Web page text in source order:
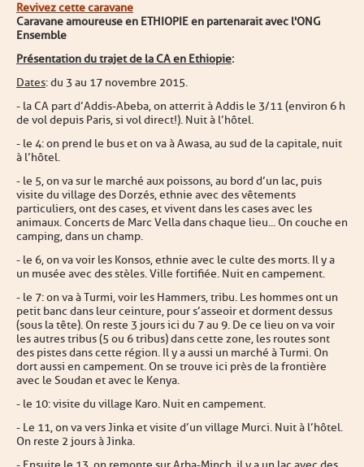
Revivez cette caravane
Caravane amoureuse en ETHIOPIE en partenarait avec l'ONG
Ensemble
Présentation du trajet de la CA en Ethiopie:
Dates: du 3 au 17 novembre 2015.
- la CA part d’Addis-Abeba, on atterrit à Addis le 3/11 (environ 6 h
de vol depuis Paris, si vol direct !). Nuit à l’hôtel.
- le 4 : on prend le bus et on va à Awasa, au sud de la capitale, nuit
à l’hôtel.
- le 5, on va sur le marché aux poissons, au bord d’un lac, puis
visite du village des Dorzés, ethnie avec des vêtements
particuliers, ont des cases, et vivent dans les cases avec les
animaux. Concerts de Marc Vella dans chaque lieu... On couche en
camping, dans un champ.
- le 6, on va voir les Konsos, ethnie avec le culte des morts. Il y a
un musée avec des stèles. Ville fortifiée. Nuit en campement.
- le 7 : on va à Turmi, voir les Hammers, tribu. Les hommes ont un
petit banc dans leur ceinture, pour s’asseoir et dorment dessus
(sous la tête). On reste 3 jours ici du 7 au 9. De ce lieu on va voir
les autres tribus (5 ou 6 tribus) dans cette zone, les routes sont
des pistes dans cette région. Il y a aussi un marché à Turmi. On
dort aussi en campement. On se trouve ici près de la frontière
avec le Soudan et avec le Kenya.
- le 10 : visite du village Karo. Nuit en campement.
- Le 11, on va vers Jinka et visite d’un village Murci. Nuit à l’hôtel.
On reste 2 jours à Jinka.